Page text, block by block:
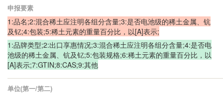
申报要素
1:品名;2:混合稀土应注明各组分含量;3:是否电池级的稀土金属、钪
及钇;4:包装;5:稀土元素的重量百分比，以[A]表示;
1:品牌类型;2:出口享惠情况;3:混合稀土应注明各组分含量;4:是否电
池级的稀土金属、钪及钇;5:包装规格;6:稀土元素的重量百分比，以
[A]表示;7:GTIN;8:CAS;9:其他
单位(第一/第二)